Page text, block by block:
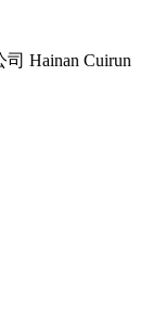
司 Hainan Cuirun